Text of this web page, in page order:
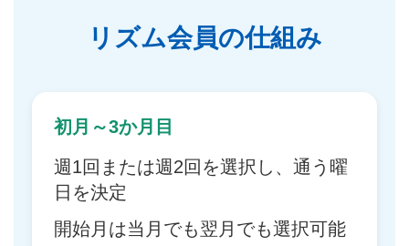
リズム会員の仕組み
初月～3か月目
週1回または週2回を選択し、通う曜
日を決定
開始月は当月でも翌月でも選択可能